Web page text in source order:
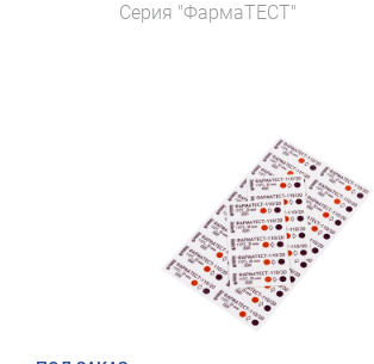
Серия "ФармаТЕСТ"